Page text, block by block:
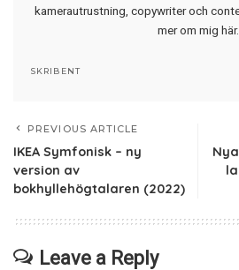
kamerautrustning, copywriter och
mer om mig här.
SKRIBENT
PREVIOUS ARTICLE
IKEA Symfonisk – ny
version av
bokhyllehögtalaren (2022)
Leave a Reply